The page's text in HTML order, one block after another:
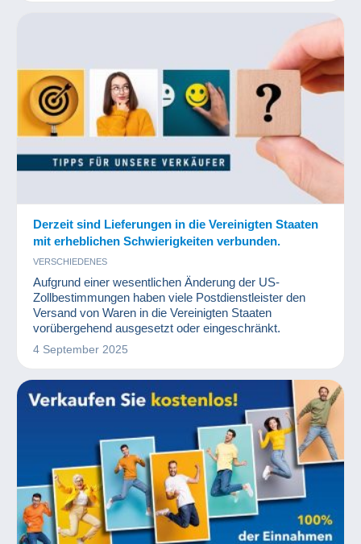
Derzeit sind Lieferungen in die Vereinigten Staaten
mit erheblichen Schwierigkeiten verbunden.
VERSCHIEDENES
Aufgrund einer wesentlichen Änderung der US-
Zollbestimmungen haben viele Postdienstleister den
Versand von Waren in die Vereinigten Staaten
vorübergehend ausgesetzt oder eingeschränkt.
4 September 2025